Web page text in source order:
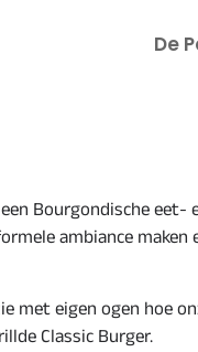
De
Bourgondische
ambiance
met eigen ogen hoe
Classic Burger.